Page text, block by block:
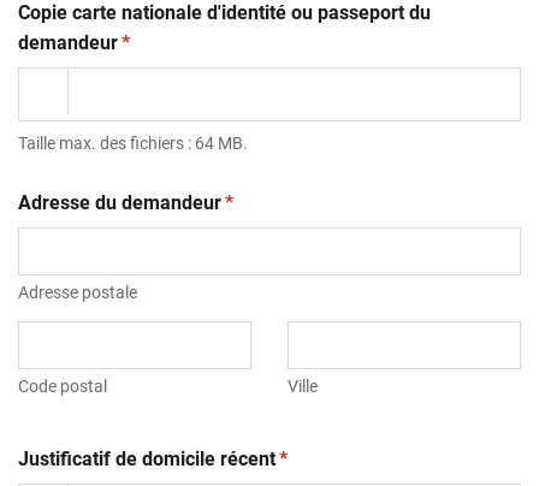
Copie carte nationale d'identité ou passeport du
demandeur(obligatoire)
*
Taille max. des fichiers : 64 MB.
Adresse du demandeur(obligatoire)
*
Adresse postale
Code postal Ville
Justificatif de domicile récent(obligatoire)
*